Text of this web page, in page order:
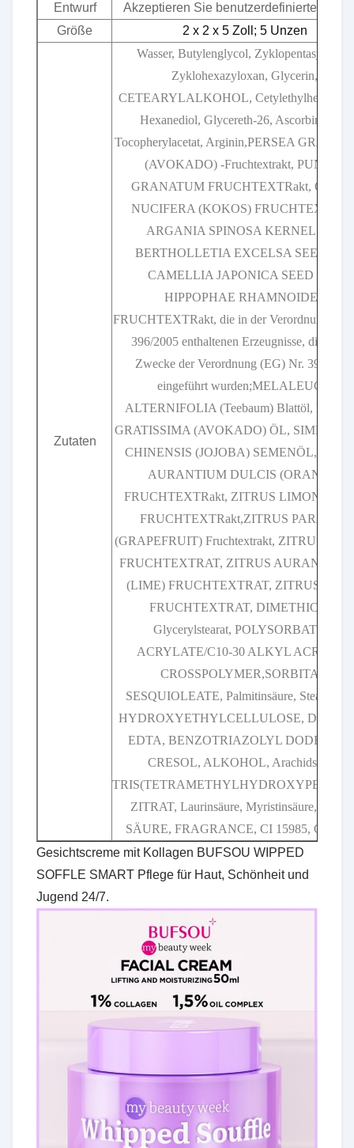
Entwurf
Akzeptieren Sie benutzerdefinierte
Größe
2 x 2 x 5 Zoll; 5 Unzen
Zutaten
Wasser, Butylenglycol, Zyklopentasyloxan,
Zyklohexazyloxan, Glycerin,
CETEARYLALKOHOL, Cetylethylhexanat,
Hexanediol, Glycereth-26, Ascorbinsäure,
Tocopherylacetat, Arginin,PERSEA
(AVOKADO) -Fruchtextrakt, PUNICA
GRANATUM FRUCHTEXTRakt,
NUCIFERA (KOKOS)
ARGANIA SPINOSA KERNEL OIL,
BERTHOLLETIA EXCELSA SEED OIL,
CAMELLIA JAPONICA SEED OIL,
HIPPOPHAE RHAMNOIDES
FRUCHTEXTRakt, die in der Verordnung
396/2005 enthaltenen Erzeugnisse, die für
Zwecke der Verordnung (EG) Nr. 396/2005
eingeführt wurden;MELALEUCA
ALTERNIFOLIA (Teebaum) Blattöl,
GRATISSIMA (AVOKADO) ÖL,
CHINENSIS (JOJOBA) SEMENÖL,
AURANTIUM DULCIS (ORANGE)
FRUCHTEXTRakt, ZITRUS LIMON
FRUCHTEXTRakt,ZITRUS PARADISI
(GRAPEFRUIT) Fruchtextrakt, ZITRUS
FRUCHTEXTRAT, ZITRUS
(LIME) FRUCHTEXTRAT, ZITRUS
FRUCHTEXTRAT, DIMETHICON,
Glycerylstearat, POLYSORBAT 60,
ACRYLATE/C10-30 ALKYL ACRYLAT
CROSSPOLYMER,SORBITAN
SESQUIOLEATE, Palmitinsäure,
HYDROXYETHYLCELLULOSE,
EDTA, BENZOTRIAZOLYL DODECYL
CRESOL, ALKOHOL, Arachidsäure,
ZITRAT, Laurinsäure,
SÄURE, FRAGRANCE, CI 15985, CI
Gesichtscreme mit Kollagen BUFSOU WIPPED
SOFFLE SMART Pflege für Haut, Schönheit und
Jugend 24/7.